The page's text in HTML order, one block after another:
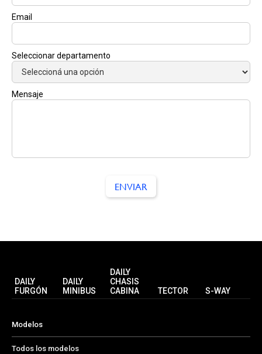
Email
Seleccionar departamento
Mensaje
DAILY
FURGÓN
DAILY
MINIBUS
DAILY
CHASIS
CABINA
TECTOR S-WAY
Modelos
Todos los modelos